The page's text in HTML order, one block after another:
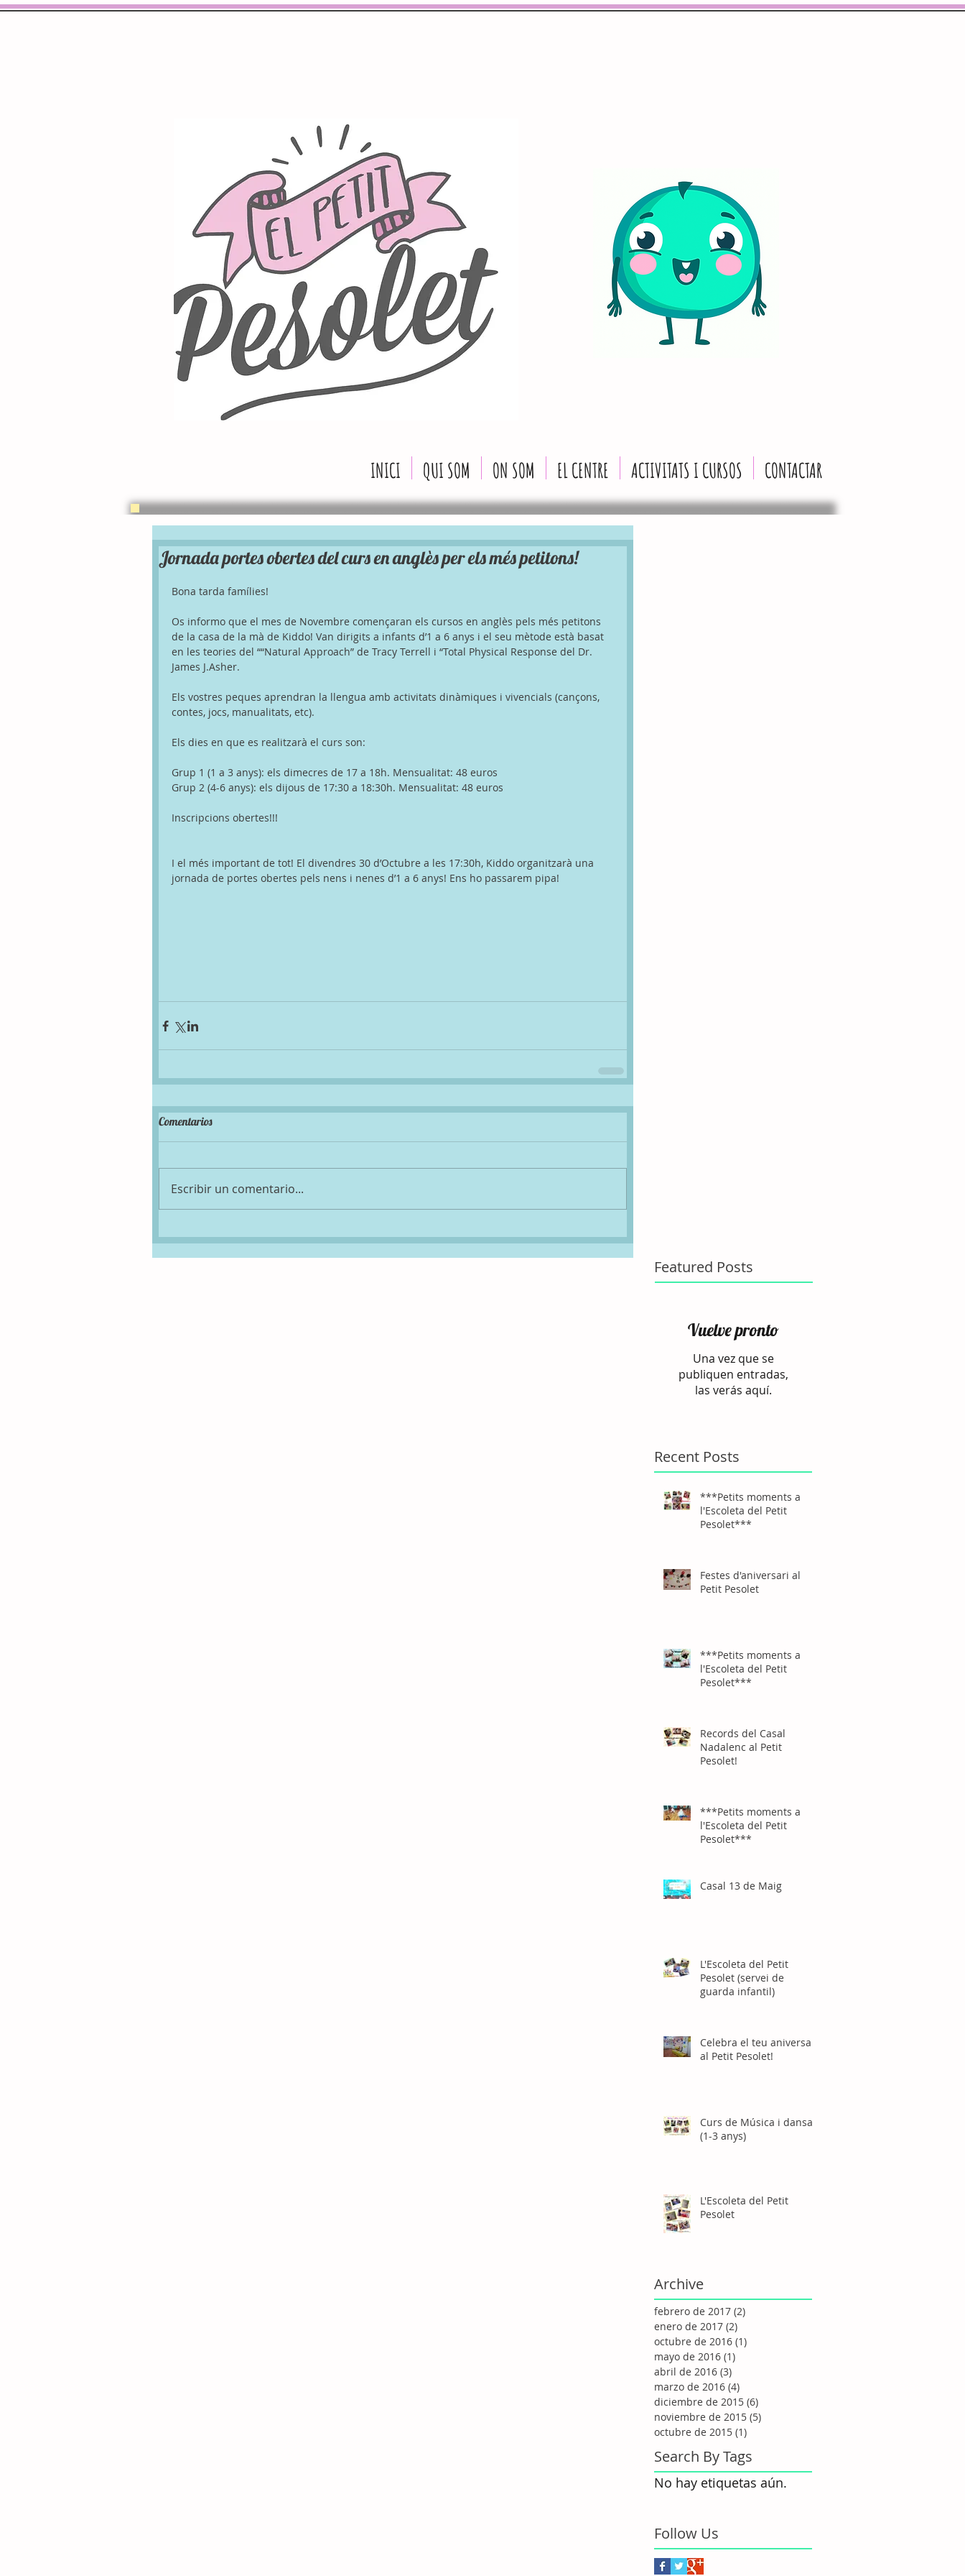
INICI QUI SOM ON SOM EL CENTRE ACTIVITATS I CURSOS CONTACTAR
Jornada portes obertes del curs en anglès per els més petitons!
Bona tarda famílies!
Os informo que el mes de Novembre començaran els cursos en anglès pels més petitons
de la casa de la mà de Kiddo! Van dirigits a infants d’1 a 6 anys i el seu mètode està basat
en les teories del ““Natural Approach” de Tracy Terrell i “Total Physical Response del Dr.
James J.Asher.
Els vostres peques aprendran la llengua amb activitats dinàmiques i vivencials (cançons,
contes, jocs, manualitats, etc).
Els dies en que es realitzarà el curs son:
Grup 1 (1 a 3 anys): els dimecres de 17 a 18h. Mensualitat: 48 euros
Grup 2 (4-6 anys): els dijous de 17:30 a 18:30h. Mensualitat: 48 euros
Inscripcions obertes!!!
I el més important de tot! El divendres 30 d’Octubre a les 17:30h, Kiddo organitzarà una
jornada de portes obertes pels nens i nenes d’1 a 6 anys! Ens ho passarem pipa!
Comentarios
Escribir un comentario...
Featured Posts
Vuelve pronto
Una vez que se
publiquen entradas,
las verás aquí.
Recent Posts
***Petits moments a
l'Escoleta del Petit
Pesolet***
Festes d'aniversari al
Petit Pesolet
***Petits moments a
l'Escoleta del Petit
Pesolet***
Records del Casal
Nadalenc al Petit
Pesolet!
***Petits moments a
l'Escoleta del Petit
Pesolet***
Casal 13 de Maig
L'Escoleta del Petit
Pesolet (servei de
guarda infantil)
Celebra el teu aniversari
al Petit Pesolet!
Curs de Música i dansa
(1-3 anys)
L'Escoleta del Petit
Pesolet
Archive
febrero de 2017 (2)
enero de 2017 (2)
octubre de 2016 (1)
mayo de 2016 (1)
abril de 2016 (3)
marzo de 2016 (4)
diciembre de 2015 (6)
noviembre de 2015 (5)
octubre de 2015 (1)
Search By Tags
No hay etiquetas aún.
Follow Us